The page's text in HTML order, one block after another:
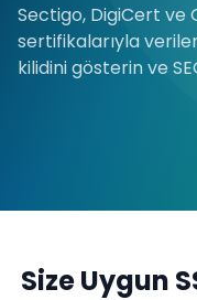
Sectigo, DigiCert ve
sertifikalarıyla
kilidini gösterin ve
Size Uygun